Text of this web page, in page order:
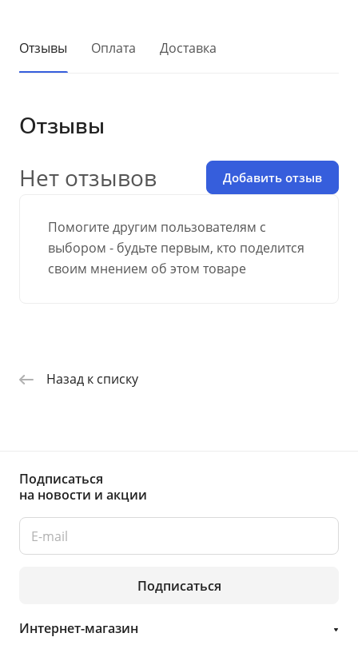
Отзывы Оплата Доставка
Отзывы
Помогите другим пользователям с
выбором - будьте первым, кто поделится
своим мнением об этом товаре
Нет отзывов Добавить отзыв
Назад к списку
Подписаться
на новости и акции
Подписаться
Интернет-магазин